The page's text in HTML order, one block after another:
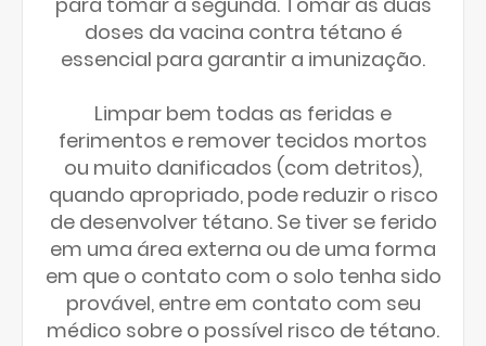
doses da vacina contra tétano é
essencial para garantir a imunização.
Limpar bem todas as feridas e
ferimentos e remover tecidos mortos
ou muito danificados (com detritos),
quando apropriado, pode reduzir o risco
de desenvolver tétano. Se tiver se ferido
em uma área externa ou de uma forma
em que o contato com o solo tenha sido
provável, entre em contato com seu
médico sobre o possível risco de tétano.